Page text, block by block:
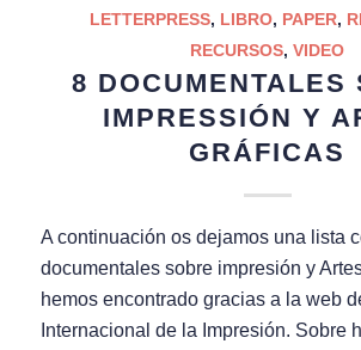
LETTERPRESS, LIBRO, PAPER,
RECURSOS,VIDEO
8 DOCUMENTALES
IMPRESSIÓN Y
GRÁFICAS
A continuación os dejamos una lista
documentales sobre impresión y
hemos encontrado gracias a la web
Internacional de la Impresión. Sobre